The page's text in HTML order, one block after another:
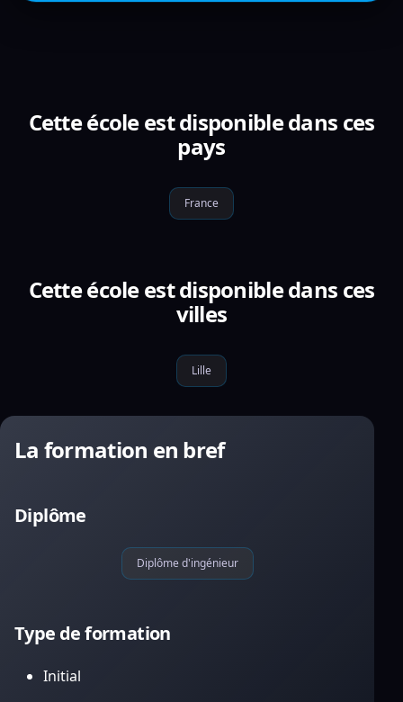
Cette école est disponible dans ces
pays
France
Cette école est disponible dans ces
villes
Lille
La formation en bref
Diplôme
Diplôme d'ingénieur
Type de formation
Initial